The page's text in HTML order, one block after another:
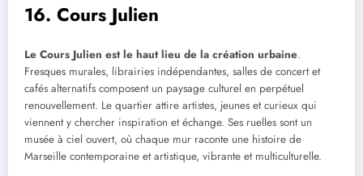
16. Cours Julien
Le Cours Julien est le haut lieu de la création urbaine.
Fresques murales, librairies indépendantes, salles de concert et
cafés alternatifs composent un paysage culturel en perpétuel
renouvellement. Le quartier attire artistes, jeunes et curieux qui
viennent y chercher inspiration et échange. Ses ruelles sont un
musée à ciel ouvert, où chaque mur raconte une histoire de
Marseille contemporaine et artistique, vibrante et multiculturelle.